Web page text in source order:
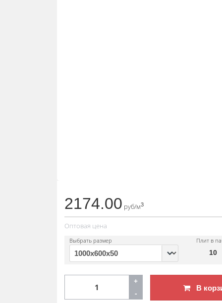
2174.00 руб/м3
Оптовая цена
Выбрать размер Плит в
10
+
-
В